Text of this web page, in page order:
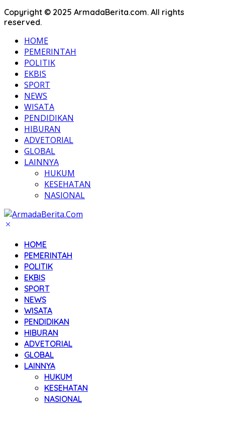
Copyright © 2025 ArmadaBerita.com. All rights
reserved.
HOME
PEMERINTAH
POLITIK
EKBIS
SPORT
NEWS
WISATA
PENDIDIKAN
HIBURAN
ADVETORIAL
GLOBAL
LAINNYA
HUKUM
KESEHATAN
NASIONAL
HOME
PEMERINTAH
POLITIK
EKBIS
SPORT
NEWS
WISATA
PENDIDIKAN
HIBURAN
ADVETORIAL
GLOBAL
LAINNYA
HUKUM
KESEHATAN
NASIONAL